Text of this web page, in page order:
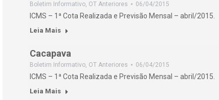
Boletim Informativo, OT Anteriores 06/04/2015
ICMS – 1ª Cota Realizada e Previsão Mensal – abril/2015.
Leia Mais
Cacapava
Boletim Informativo, OT Anteriores 06/04/2015
ICMS – 1ª Cota Realizada e Previsão Mensal – abril/2015.
Leia Mais